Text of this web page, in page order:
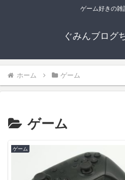
ゲーム好きの雑
ぐみんブログ
ホーム ゲーム
ゲーム
ゲーム